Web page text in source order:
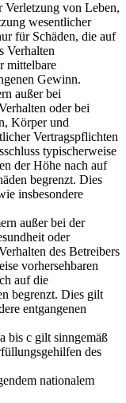
Verletzung von Leben,
wesentlicher
für Schäden, die auf
Verhalten
mittelbare
Gewinn.
außer bei
oder bei
Körper und
Vertragspflichten
typischerweise
der Höhe nach auf
begrenzt. Dies
insbesondere
außer bei der
oder
des Betreibers
vorhersehbaren
auf die
begrenzt. Dies gilt
entgangenen
bis c gilt sinngemäß
des
nationalem